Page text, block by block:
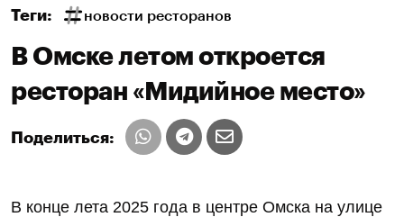
Теги: новости ресторанов
В Омске летом откроется
ресторан «Мидийное место»
Поделиться:
В конце лета 2025 года в центре Омска на улице